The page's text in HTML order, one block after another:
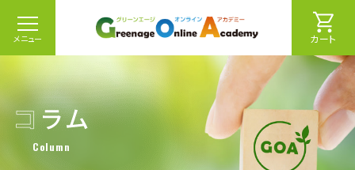
メニュー カート
Column